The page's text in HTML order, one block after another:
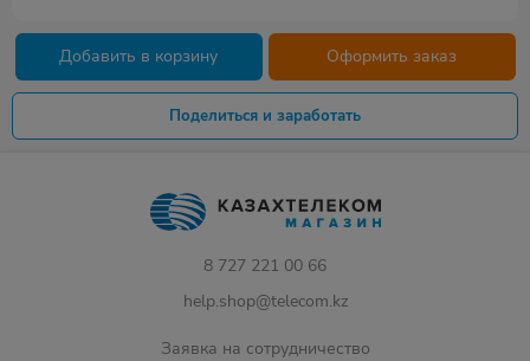
Добавить в корзину Оформить заказ
Поделиться и заработать
8 727 221 00 66
help.shop@telecom.kz
Заявка на сотрудничество